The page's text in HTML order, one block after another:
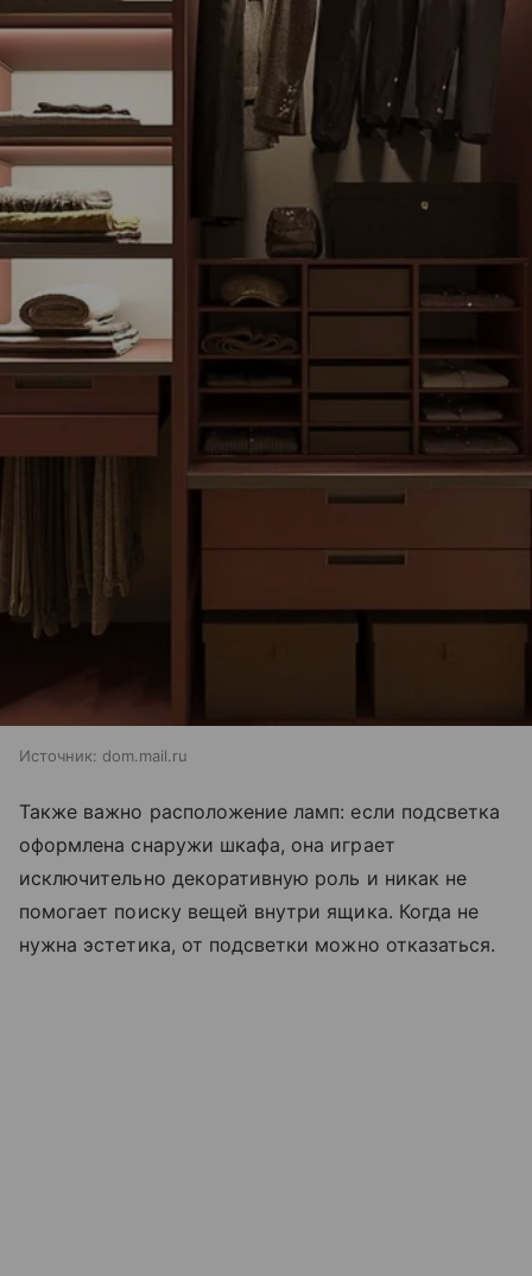
Источник: dom.mail.ru
Также важно расположение ламп: если подсветка
оформлена снаружи шкафа, она играет
исключительно декоративную роль и никак не
помогает поиску вещей внутри ящика. Когда не
нужна эстетика, от подсветки можно отказаться.